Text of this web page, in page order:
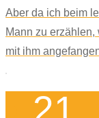
Aber da ich beim
Mann zu
mit ihm